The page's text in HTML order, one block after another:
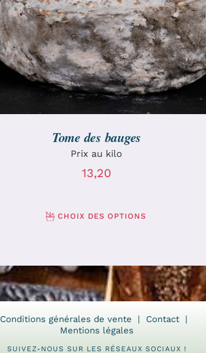
CHOIX DES OPTIONS / DÉTAILS
Tome des bauges
Prix au kilo
13,20
CHOIX DES OPTIONS
Conditions générales de vente
Contact
Mentions légales
SUIVEZ-NOUS SUR LES RÉSEAUX SOCIAUX !